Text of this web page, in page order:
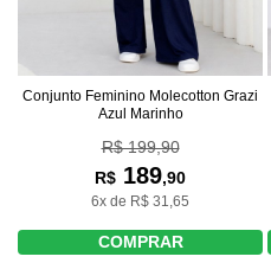
Conjunto Feminino Molecotton Grazi
Azul Marinho
R$ 199,90
R$ 189,90
6x de R$ 31,65
COMPRAR